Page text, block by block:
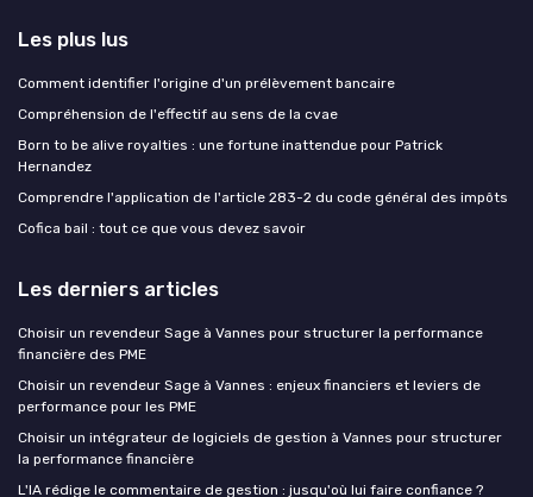
Les plus lus
Comment identifier l'origine d'un prélèvement bancaire
Compréhension de l'effectif au sens de la cvae
Born to be alive royalties : une fortune inattendue pour Patrick
Hernandez
Comprendre l'application de l'article 283-2 du code général des impôts
Cofica bail : tout ce que vous devez savoir
Les derniers articles
Choisir un revendeur Sage à Vannes pour structurer la performance
financière des PME
Choisir un revendeur Sage à Vannes : enjeux financiers et leviers de
performance pour les PME
Choisir un intégrateur de logiciels de gestion à Vannes pour structurer
la performance financière
L'IA rédige le commentaire de gestion : jusqu'où lui faire confiance ?